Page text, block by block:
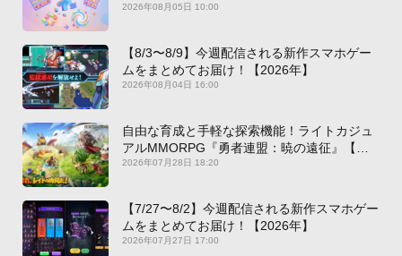
2026年08月05日 10:00
【8/3〜8/9】今週配信される新作スマホゲー
ムをまとめてお届け！【2026年】
2026年08月04日 16:00
自由な育成と手軽な探索機能！ライトカジュ
アルMMORPG『勇者連盟：暁の遠征』【最
新作PICKUP】
2026年07月28日 18:20
【7/27〜8/2】今週配信される新作スマホゲー
ムをまとめてお届け！【2026年】
2026年07月27日 17:00